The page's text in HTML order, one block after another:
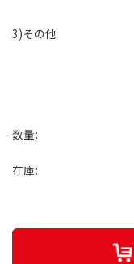
3)その他:
数量:
在庫: